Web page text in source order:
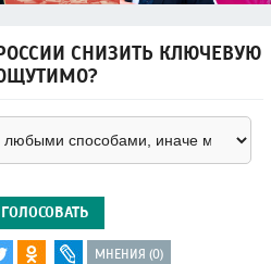
СНИЗИТЬ КЛЮЧЕВУЮ
ГОЛОСОВАТЬ
МНЕНИЯ (0)